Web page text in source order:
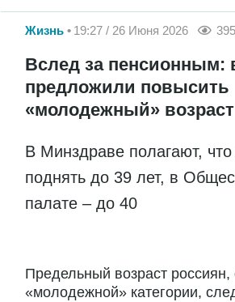
Жизнь 19:27 / 26 Июня 2026
Вслед за пенсионным:
предложили повысить
«молодежный» возраст
В Минздраве полагают,
поднять до 39 лет, в
палате – до 40
Предельный возраст россиян,
«молодежной» категории,